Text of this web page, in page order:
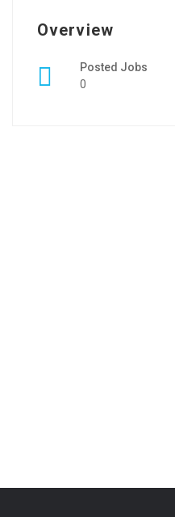
Overview
Posted Jobs
0